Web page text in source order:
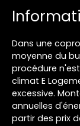
Dans une
moyenne du
procédure
climat E
excessive.
annuelles
partir des prix